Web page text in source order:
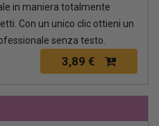
in maniera totalmente
Con un unico clic ottieni un
senza testo.
3,89 €